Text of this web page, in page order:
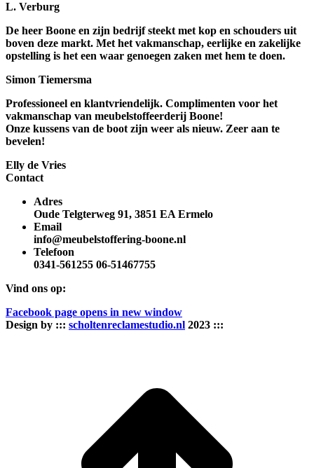
L. Verburg
De heer Boone en zijn bedrijf steekt met kop en schouders uit
boven deze markt. Met het vakmanschap, eerlijke en zakelijke
opstelling is het een waar genoegen zaken met hem te doen.
Simon Tiemersma
Professioneel en klantvriendelijk. Complimenten voor het
vakmanschap van meubelstoffeerderij Boone!
Onze kussens van de boot zijn weer als nieuw. Zeer aan te
bevelen!
Elly de Vries
Contact
Adres
Oude Telgterweg 91, 3851 EA Ermelo
Email
info@meubelstoffering-boone.nl
Telefoon
0341-561255 06-51467755
Vind ons op:
Facebook page opens in new window
Design by ::: scholtenreclamestudio.nl 2023 :::